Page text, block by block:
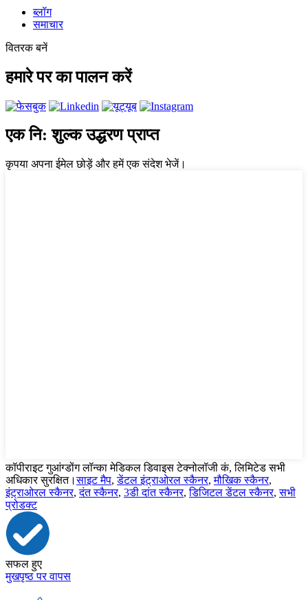
ब्लॉग
समाचार
वितरक बनें
हमारे पर का पालन करें
एक नि: शुल्क उद्धरण प्राप्त
कृपया अपना ईमेल छोड़ें और हमें एक संदेश भेजें।
कॉपीराइट गुआंग्डोंग लॉन्का मेडिकल डिवाइस टेक्नोलॉजी कं, लिमिटेड सभी
अधिकार सुरक्षित।साइट मैप,डेंटल इंट्राओरल स्कैनर,मौखिक स्कैनर,
इंट्राओरल स्कैनर,दंत स्कैनर, 3डी दांत स्कैनर,डिजिटल डेंटल स्कैनर,सभी
प्रोडक्ट
सफल हुए
मुखपृष्ठ पर वापस